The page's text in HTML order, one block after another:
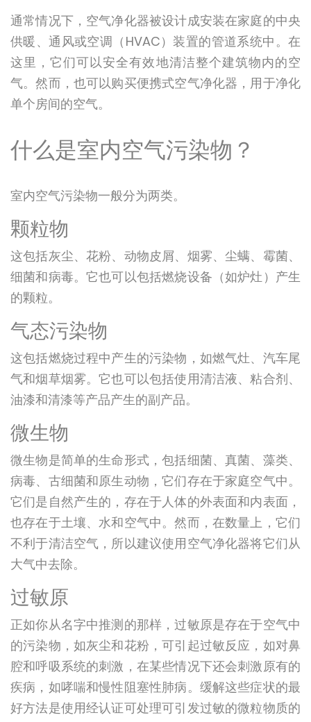
通常情况下，空气净化器被设计成安装在家庭的中央
供暖、通风或空调（HVAC）装置的管道系统中。在
这里，它们可以安全有效地清洁整个建筑物内的空
气。然而，也可以购买便携式空气净化器，用于净化
单个房间的空气。
什么是室内空气污染物？
室内空气污染物一般分为两类。
颗粒物
这包括灰尘、花粉、动物皮屑、烟雾、尘螨、霉菌、
细菌和病毒。它也可以包括燃烧设备（如炉灶）产生
的颗粒。
气态污染物
这包括燃烧过程中产生的污染物，如燃气灶、汽车尾
气和烟草烟雾。它也可以包括使用清洁液、粘合剂、
油漆和清漆等产品产生的副产品。
微生物
微生物是简单的生命形式，包括细菌、真菌、藻类、
病毒、古细菌和原生动物，它们存在于家庭空气中。
它们是自然产生的，存在于人体的外表面和内表面，
也存在于土壤、水和空气中。然而，在数量上，它们
不利于清洁空气，所以建议使用空气净化器将它们从
大气中去除。
过敏原
正如你从名字中推测的那样，过敏原是存在于空气中
的污染物，如灰尘和花粉，可引起过敏反应，如对鼻
腔和呼吸系统的刺激，在某些情况下还会刺激原有的
疾病，如哮喘和慢性阻塞性肺病。缓解这些症状的最
好方法是使用经认证可处理可引发过敏的微粒物质的